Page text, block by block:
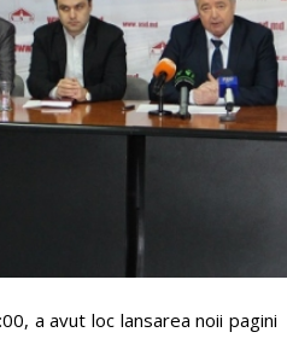
a avut loc lansarea noii pagini